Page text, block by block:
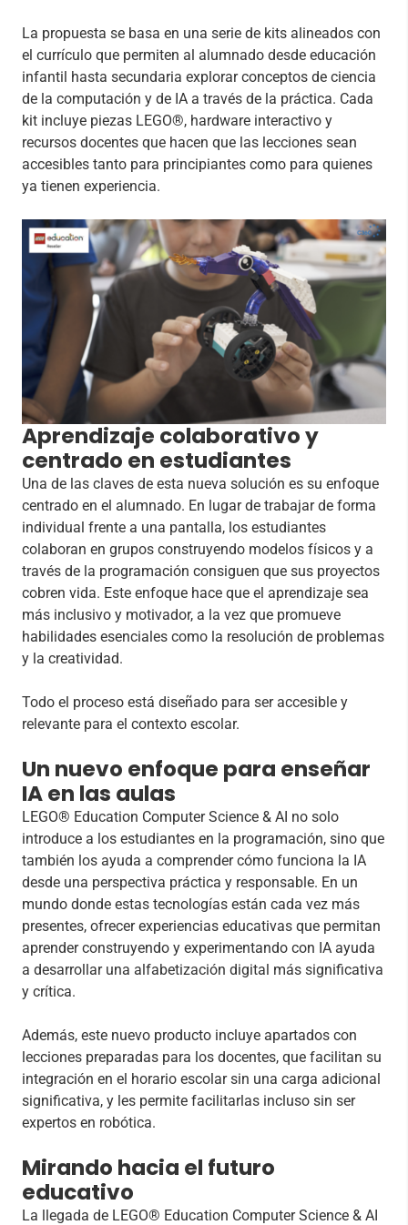
La propuesta se basa en una serie de kits alineados con
el currículo que permiten al alumnado desde educación
infantil hasta secundaria explorar conceptos de ciencia
de la computación y de IA a través de la práctica. Cada
kit incluye piezas LEGO®, hardware interactivo y
recursos docentes que hacen que las lecciones sean
accesibles tanto para principiantes como para quienes
ya tienen experiencia.
Aprendizaje colaborativo y
centrado en estudiantes
Una de las claves de esta nueva solución es su enfoque
centrado en el alumnado. En lugar de trabajar de forma
individual frente a una pantalla, los estudiantes
colaboran en grupos construyendo modelos físicos y a
través de la programación consiguen que sus proyectos
cobren vida. Este enfoque hace que el aprendizaje sea
más inclusivo y motivador, a la vez que promueve
habilidades esenciales como la resolución de problemas
y la creatividad.
Todo el proceso está diseñado para ser accesible y
relevante para el contexto escolar.
Un nuevo enfoque para enseñar
IA en las aulas
LEGO® Education Computer Science & AI no solo
introduce a los estudiantes en la programación, sino que
también los ayuda a comprender cómo funciona la IA
desde una perspectiva práctica y responsable. En un
mundo donde estas tecnologías están cada vez más
presentes, ofrecer experiencias educativas que permitan
aprender construyendo y experimentando con IA ayuda
a desarrollar una alfabetización digital más significativa
y crítica.
Además, este nuevo producto incluye apartados con
lecciones preparadas para los docentes, que facilitan su
integración en el horario escolar sin una carga adicional
significativa, y les permite facilitarlas incluso sin ser
expertos en robótica.
Mirando hacia el futuro
educativo
La llegada de LEGO® Education Computer Science & AI